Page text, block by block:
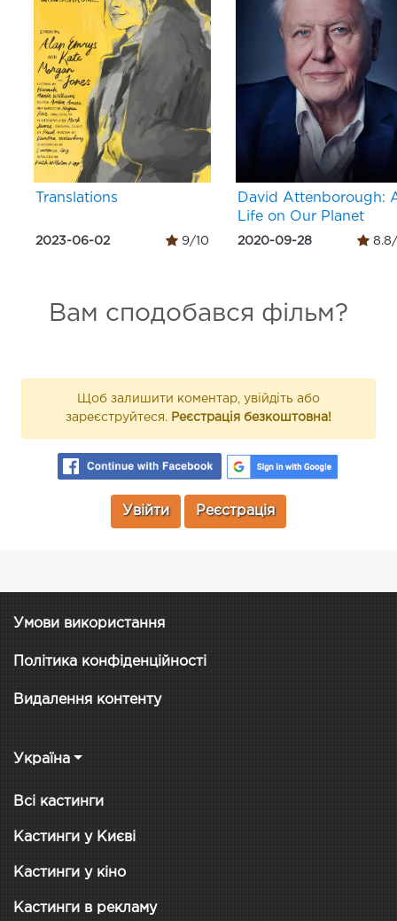
Translations
2023-06-02 9/10
David Attenborough:
Life on Our Planet
2020-09-28 8.8/
Вам сподобався фільм?
Щоб залишити коментар, увійдіть або
зареєструйтеся. Реєстрація безкоштовна!
Увійти Реєстрація
Умови використання
Політика конфіденційності
Видалення контенту
Україна
Всі кастинги
Кастинги у Києві
Кастинги у кіно
Кастинги в рекламу